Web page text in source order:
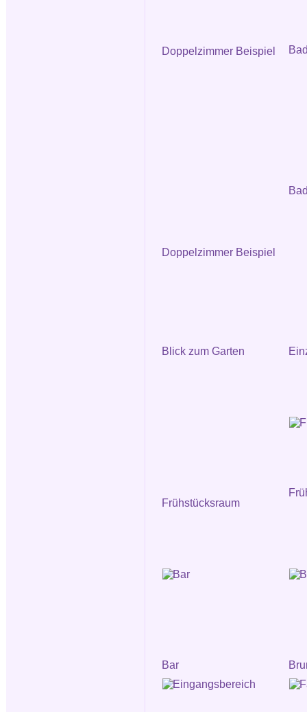
Doppelzimmer Beispiel
Doppelzimmer Beispiel
Blick zum Garten
Frühstücksraum
Bar